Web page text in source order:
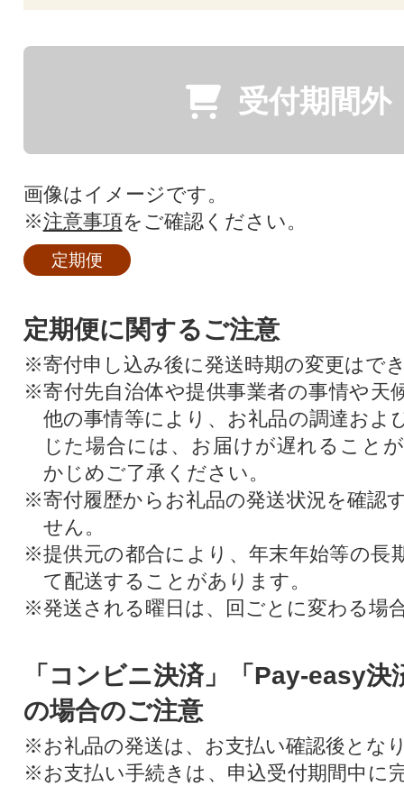
受付期間外
画像はイメージです。
※注意事項をご確認ください。
定期便
定期便に関するご注意
※寄付申し込み後に発送時期の変更はで
※寄付先自治体や提供事業者の事情や天
他の事情等により、お礼品の調達およ
じた場合には、お届けが遅れること
かじめご了承ください。
※寄付履歴からお礼品の発送状況を確認
せん。
※提供元の都合により、年末年始等の長
て配送することがあります。
※発送される曜日は、回ごとに変わる場
「コンビニ決済」「Pay-easy決
の場合のご注意
※お礼品の発送は、お支払い確認後とな
※お支払い手続きは、申込受付期間中に